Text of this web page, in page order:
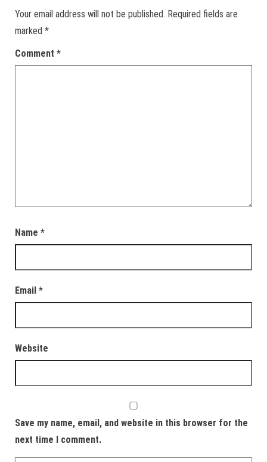
Your email address will not be published. Required fields are
marked *
Comment *
Name *
Email *
Website
Save my name, email, and website in this browser for the
next time I comment.